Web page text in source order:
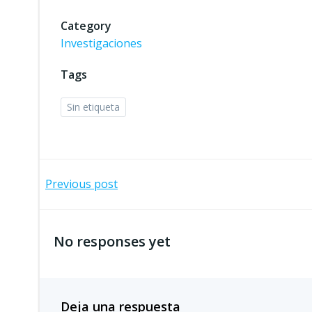
Category
Investigaciones
Tags
Sin etiqueta
Navegación
las
entradas
Previous post
No responses yet
Deja una respuesta